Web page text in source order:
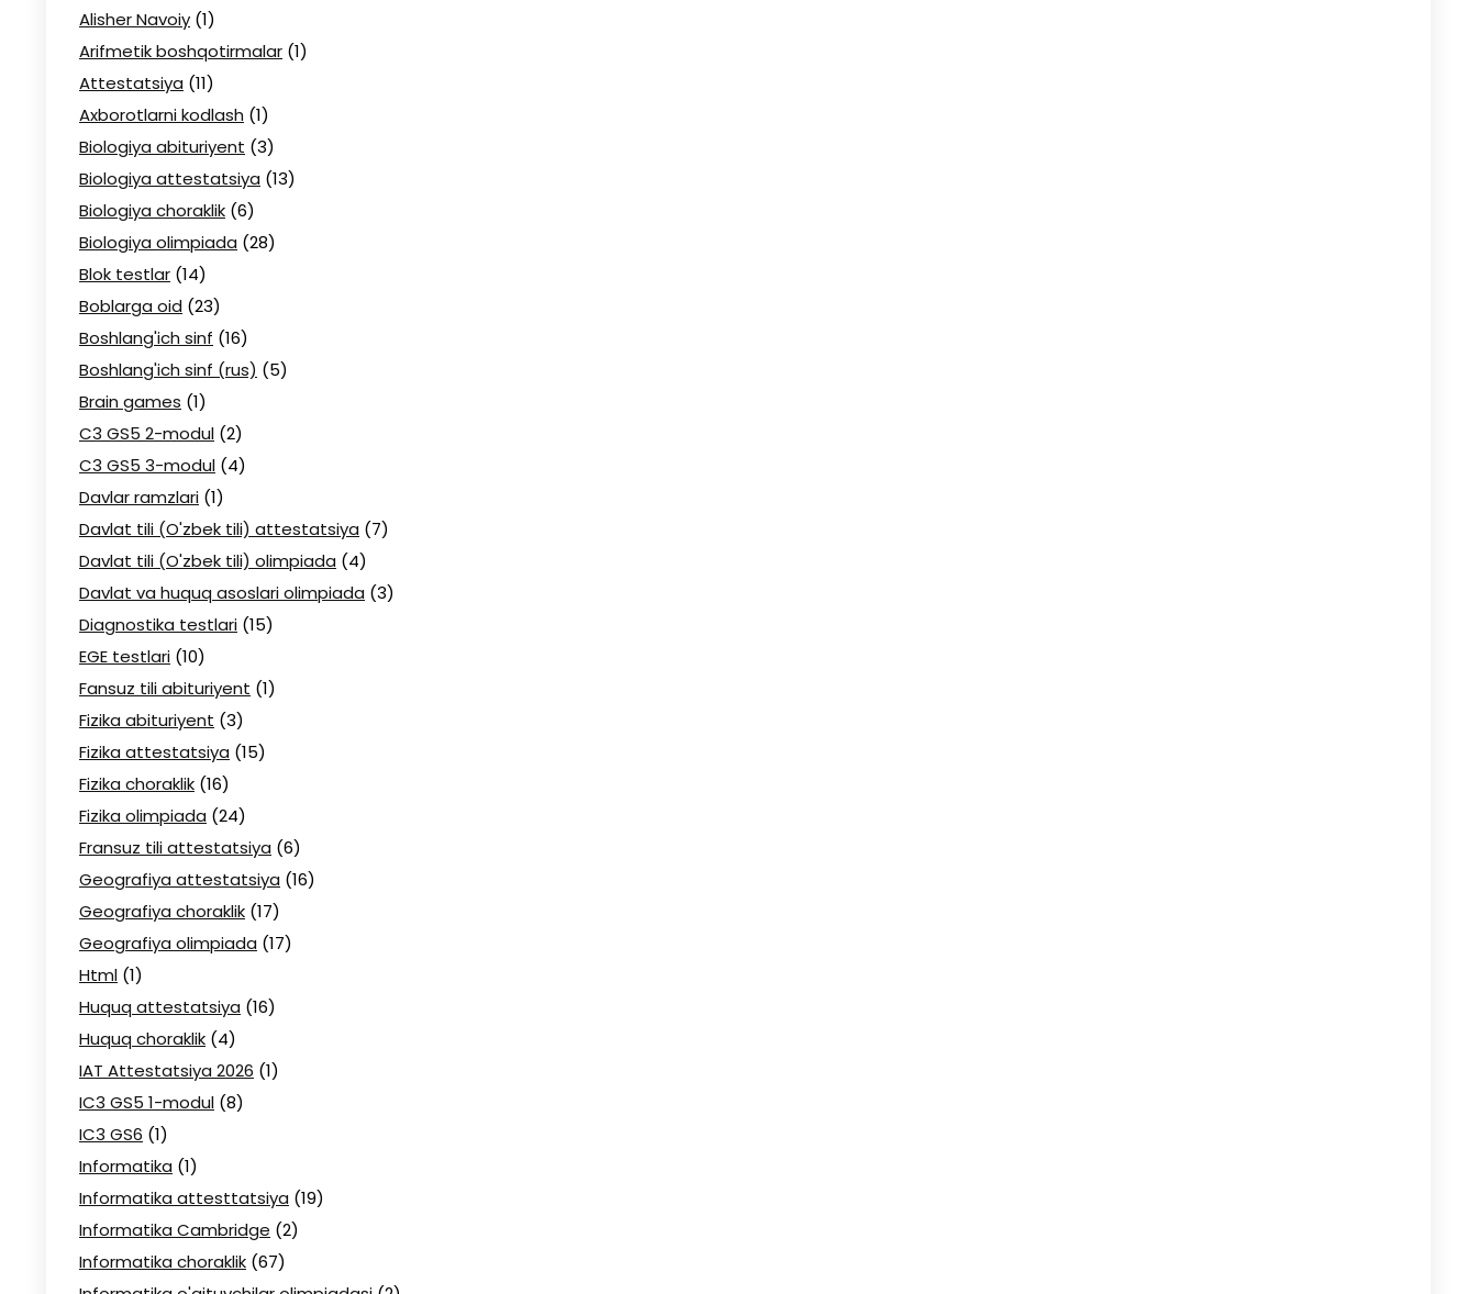
Alisher Navoiy (1)
Arifmetik boshqotirmalar (1)
Attestatsiya (11)
Axborotlarni kodlash (1)
Biologiya abituriyent (3)
Biologiya attestatsiya (13)
Biologiya choraklik (6)
Biologiya olimpiada (28)
Blok testlar (14)
Boblarga oid (23)
Boshlang'ich sinf (16)
Boshlang'ich sinf (rus) (5)
Brain games (1)
C3 GS5 2-modul (2)
C3 GS5 3-modul (4)
Davlar ramzlari (1)
Davlat tili (O'zbek tili) attestatsiya (7)
Davlat tili (O'zbek tili) olimpiada (4)
Davlat va huquq asoslari olimpiada (3)
Diagnostika testlari (15)
EGE testlari (10)
Fansuz tili abituriyent (1)
Fizika abituriyent (3)
Fizika attestatsiya (15)
Fizika choraklik (16)
Fizika olimpiada (24)
Fransuz tili attestatsiya (6)
Geografiya attestatsiya (16)
Geografiya choraklik (17)
Geografiya olimpiada (17)
Html (1)
Huquq attestatsiya (16)
Huquq choraklik (4)
IAT Attestatsiya 2026 (1)
IC3 GS5 1-modul (8)
IC3 GS6 (1)
Informatika (1)
Informatika attesttatsiya (19)
Informatika Cambridge (2)
Informatika choraklik (67)